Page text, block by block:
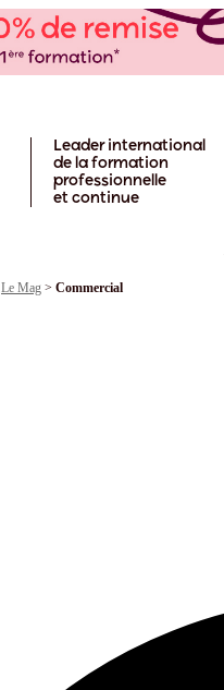
Leader international
de la formation
professionnelle
et continue
Le Mag > Commercial